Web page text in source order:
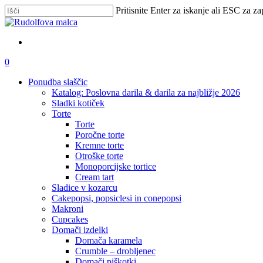
Skip
to
content
Pritisnite Enter za iskanje ali ESC za
Zapri
išči
account
0
Ponudba slaščic
Katalog: Poslovna darila & darila za najbližje 2026
Sladki kotiček
Torte
Torte
Poročne torte
Kremne torte
Otroške torte
Monoporcijske tortice
Cream tart
Sladice v kozarcu
Cakepopsi, popsiclesi in conepopsi
Makroni
Cupcakes
Domači izdelki
Domača karamela
Crumble – drobljenec